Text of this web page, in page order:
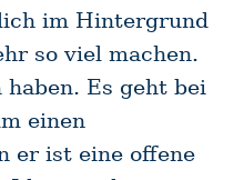
im Hintergrund
so viel machen.
Es geht bei
einen
er ist eine offene